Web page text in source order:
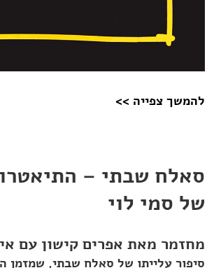
להמשך צפייה >>
סאלח שבתי –
של סמי לוי
מחזמר מאת אפרים קישון עם
סיפור עלייתו של סאלח שבתי, שמזמן